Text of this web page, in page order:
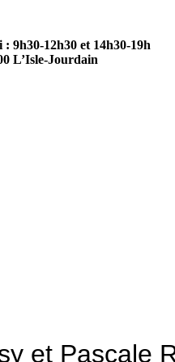
9h30-12h30 et 14h30-19h
L’Isle-Jourdain
et Pascale